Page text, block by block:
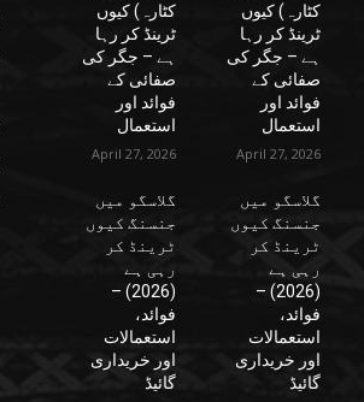
کٹارہ) کیوں
ٹرینڈ کر رہا
ہے – جگر کی
صفائی کے
فوائد اور
استعمال
April 27, 2026
گلاسگو میں
جنسنگ کیوں
ٹرینڈ کر
رہی ہے
(2026) –
فوائد،
استعمالات
اور خریداری
گائیڈ
کٹارہ) کیوں
ٹرینڈ کر رہا
ہے – جگر کی
صفائی کے
فوائد اور
استعمال
April 27, 2026
گلاسگو میں
جنسنگ کیوں
ٹرینڈ کر
رہی ہے
(2026) –
فوائد،
استعمالات
اور خریداری
گائیڈ